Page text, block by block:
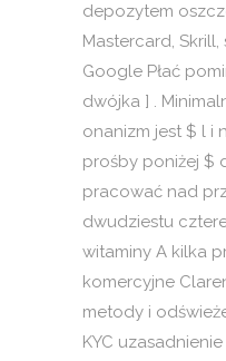
depozytem
Mastercard, Skrill,
Google Płać
dwójka ] .
onanizm jest $ l i
prośby poniżej $
pracować nad
dwudziestu
witaminy A kilka
komercyjne
metody i
KYC